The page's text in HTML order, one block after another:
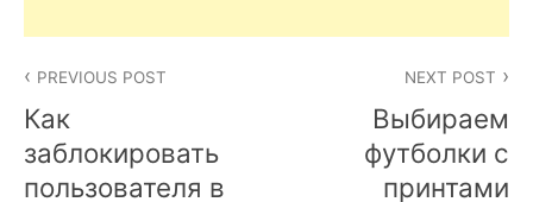
navigation
PREVIOUS POST
Как
заблокировать
пользователя в
NEXT POST
Выбираем
футболки с
принтами